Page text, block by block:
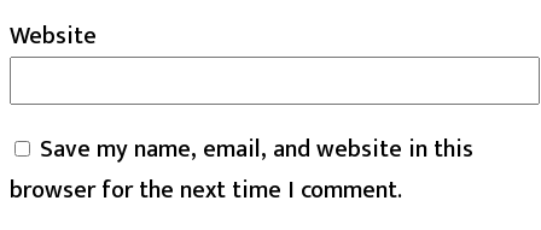
Website
Save my name, email, and website in this
browser for the next time I comment.